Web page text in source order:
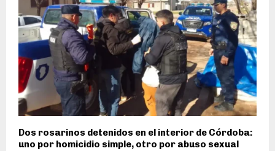
Dos rosarinos detenidos en el interior de Córdoba:
uno por homicidio simple, otro por abuso sexual